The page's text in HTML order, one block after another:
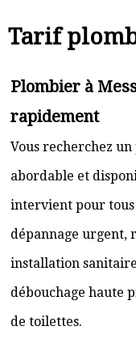
Tarif
Plombier à
rapidement
Vous recherchez
abordable et
intervient pour
dépannage urgent,
installation
débouchage haute
de toilettes.